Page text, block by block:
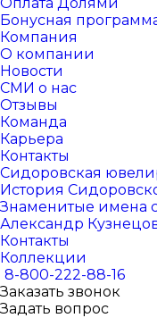
Бонусная
Компания
О компании
Новости
СМИ о нас
Отзывы
Команда
Карьера
Контакты
Сидоровская
История
Знаменитые имена
Александр
Контакты
Коллекции
8-800-222-88-16
Заказать звонок
Задать вопрос